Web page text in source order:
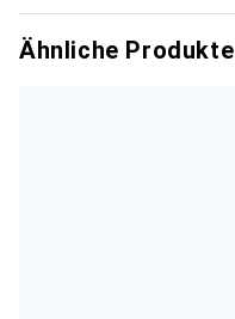
Ähnliche Produkte